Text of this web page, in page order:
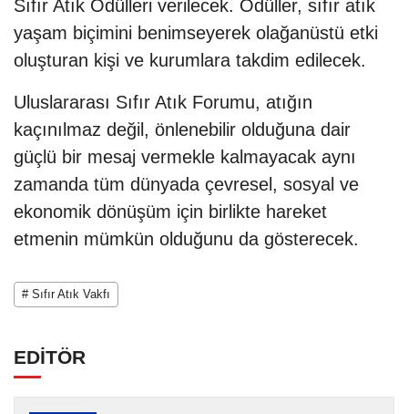
Sıfır Atık Ödülleri verilecek. Ödüller, sıfır atık
yaşam biçimini benimseyerek olağanüstü etki
oluşturan kişi ve kurumlara takdim edilecek.
Uluslararası Sıfır Atık Forumu, atığın
kaçınılmaz değil, önlenebilir olduğuna dair
güçlü bir mesaj vermekle kalmayacak aynı
zamanda tüm dünyada çevresel, sosyal ve
ekonomik dönüşüm için birlikte hareket
etmenin mümkün olduğunu da gösterecek.
# Sıfır Atık Vakfı
EDİTÖR